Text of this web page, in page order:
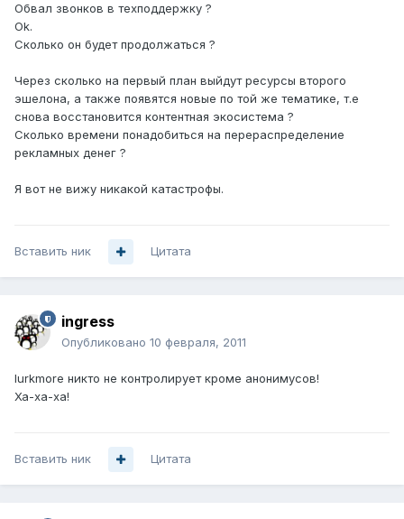
Обвал звонков в техподдержку ?
Ok.
Сколько он будет продолжаться ?
Через сколько на первый план выйдут ресурсы второго
эшелона, а также появятся новые по той же тематике, т.е
снова восстановится контентная экосистема ?
Сколько времени понадобиться на перераспределение
рекламных денег ?
Я вот не вижу никакой катастрофы.
Вставить ник Цитата
ingress
Опубликовано 10 февраля, 2011
lurkmore никто не контролирует кроме анонимусов!
Ха-ха-ха!
Вставить ник Цитата